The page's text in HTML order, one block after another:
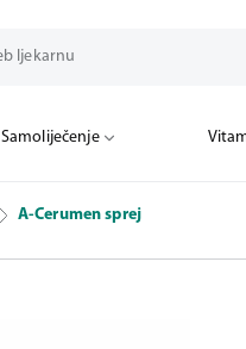
Samoliječenje
A-Cerumen sprej